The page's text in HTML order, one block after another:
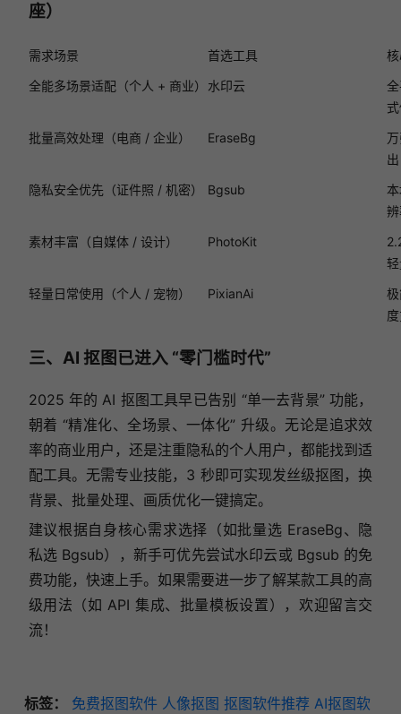
座）
需求场景 首选工具
全能多场景适配（个人 + 商业）
水印云
批量高效处理（电商 / 企业）
EraseBg
出
隐私安全优先（证件照 / 机密）
Bgsub
素材丰富（自媒体 / 设计）
PhotoKit
轻量日常使用（个人 / 宠物）
PixianAi
三、AI 抠图已进入 “零门槛时代”
2025 年的 AI 抠图工具早已告别 “单一去背景” 功能，
朝着 “精准化、全场景、一体化” 升级。无论是追求效
率的商业用户，还是注重隐私的个人用户，都能找到适
配工具。无需专业技能，3 秒即可实现发丝级抠图，换
背景、批量处理、画质优化一键搞定。
建议根据自身核心需求选择（如批量选 EraseBg、隐
私选 Bgsub），新手可优先尝试水印云或 Bgsub 的免
费功能，快速上手。如果需要进一步了解某款工具的高
级用法（如 API 集成、批量模板设置），欢迎留言交
流！
标签： 免费抠图软件 人像抠图 抠图软件推荐 AI抠图软